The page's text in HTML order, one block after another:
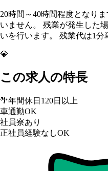
20時間～40時間程度となり
いません。 残業が発生した
いを行います。 残業代は1分
💎
この求人の特長
🌴年間休日120日以上
車通勤OK
社員寮あり
正社員経験なしOK